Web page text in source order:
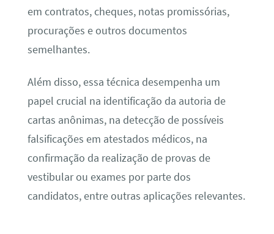
em contratos, cheques, notas promissórias,
procurações e outros documentos
semelhantes.
Além disso, essa técnica desempenha um
papel crucial na identificação da autoria de
cartas anônimas, na detecção de possíveis
falsificações em atestados médicos, na
confirmação da realização de provas de
vestibular ou exames por parte dos
candidatos, entre outras aplicações relevantes.